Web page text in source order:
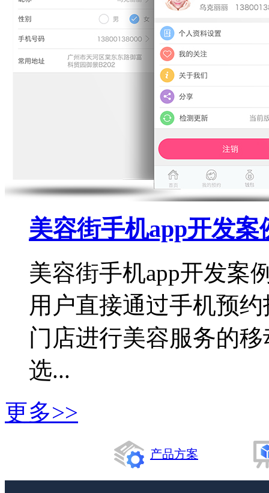
美容街手机app开发案
美容街手机app开发案
用户直接通过手机预
门店进行美容服务的
选...
更多>>
产品方案